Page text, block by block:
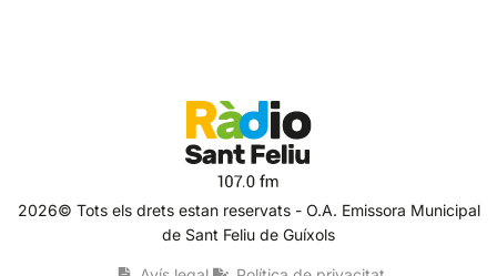
2026© Tots els drets estan reservats - O.A. Emissora Municipal
de Sant Feliu de Guíxols